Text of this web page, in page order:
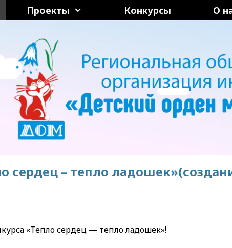
Проекты Конкурсы О
сердец – тепло
«Тепло сердец — тепло ладошек»!